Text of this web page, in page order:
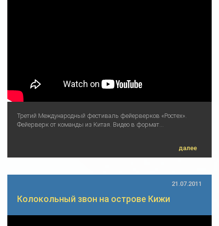
Третий Международный фестиваль фейерверков «Ростех».
Фейерверк от команды из Китая. Видео в формат...
далее
21.07.2011
Колокольный звон на острове Кижи